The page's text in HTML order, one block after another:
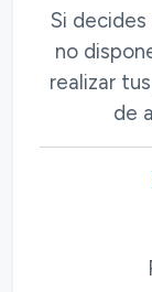
Si
no
realizar
de